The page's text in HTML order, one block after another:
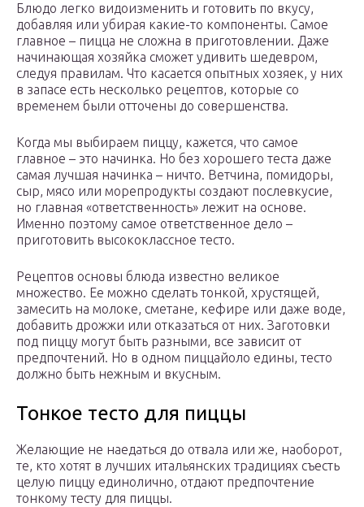
Блюдо легко видоизменить и готовить по вкусу,
добавляя или убирая какие-то компоненты. Самое
главное – пицца не сложна в приготовлении. Даже
начинающая хозяйка сможет удивить шедевром,
следуя правилам. Что касается опытных хозяек, у них
в запасе есть несколько рецептов, которые со
временем были отточены до совершенства.
Когда мы выбираем пиццу, кажется, что самое
главное – это начинка. Но без хорошего теста даже
самая лучшая начинка – ничто. Ветчина, помидоры,
сыр, мясо или морепродукты создают послевкусие,
но главная «ответственность» лежит на основе.
Именно поэтому самое ответственное дело –
приготовить высококлассное тесто.
Рецептов основы блюда известно великое
множество. Ее можно сделать тонкой, хрустящей,
замесить на молоке, сметане, кефире или даже воде,
добавить дрожжи или отказаться от них. Заготовки
под пиццу могут быть разными, все зависит от
предпочтений. Но в одном пиццайоло едины, тесто
должно быть нежным и вкусным.
Тонкое тесто для пиццы
Желающие не наедаться до отвала или же, наоборот,
те, кто хотят в лучших итальянских традициях съесть
целую пиццу единолично, отдают предпочтение
тонкому тесту для пиццы.